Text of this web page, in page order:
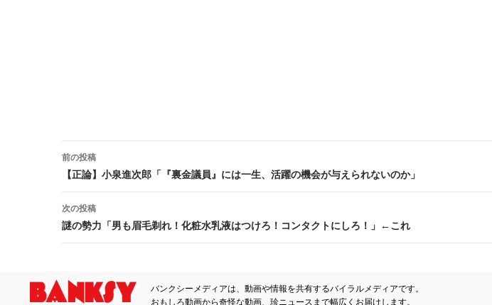
投稿ナビゲーション
前の投稿
【正論】小泉進次郎「『裏金議員』には一生、活躍の機会が与えられないのか」
次の投稿
謎の勢力「男も眉毛剃れ！化粧水乳液はつけろ！コンタクトにしろ！」←これ
バンクシーメディアは、動画や情報を共有するバイラルメディアです。
おもしろ動画から奇怪な動画、珍ニュースまで幅広くお届けします。